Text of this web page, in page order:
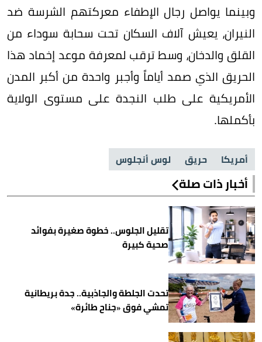
وبينما يواصل رجال الإطفاء معركتهم الشرسة ضد
النيران، يعيش آلاف السكان تحت سحابة سوداء من
القلق والدخان، وسط ترقب لمعرفة موعد إخماد هذا
الحريق الذي صمد أياماً وأجبر واحدة من أكبر المدن
الأمريكية على طلب النجدة على مستوى الولاية
بأكملها.
أمريكا حريق لوس أنجلوس
أخبار ذات صلة
تقليل الجلوس.. خطوة صغيرة بفوائد
صحية كبيرة
تحدت الجلطة والجاذبية.. جدة بريطانية
تمشي فوق «جناح طائرة»